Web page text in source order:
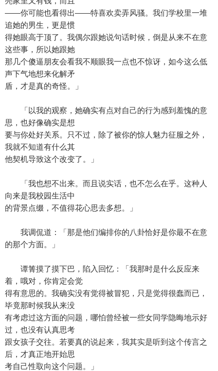
——你可能也看得出——特喜欢卖弄风骚。我们学校里一堆
追她的男生，更是惯
得她眼高于顶了。我偶尔跟她说句话时候，倒是从来不在意
这些事，所以她跟她
那几个傻逼朋友会看我不顺眼我一点也不惊讶，如今这么低
声下气地想来化解矛
盾，才是真的奇怪。」
「以我的观察，她确实有点对自己的行为感到羞愧的意
思，也好像确实是想
要与你处好关系。只不过，除了被你的惊人魅力征服之外，
我就不知道有什么其
他契机导致这个改变了。」
「我也想不出来。而且说实话，也不怎么在乎。这种人
向来是我校园生活中
的背景点缀，不值得花心思去多想。」
我调侃道：「那是他们编排你的八卦恰好是你最不在意
的那个方面。」
谭箐摸了摸下巴，陷入回忆：「我那时是什么反应来
着，哦对，你肯定会觉
得有意思的。我确实没有觉得被冒犯，只是觉得很蠢而已，
毕竟那时候我从来没
有考虑过这方面的问题，哪怕曾经被一些女同学隐晦地示好
过，也没有认真思考
跟女孩子交往。若要真的说起来，我其实是听到这个传言之
后，才真正地开始思
考自己性取向这个问题。」